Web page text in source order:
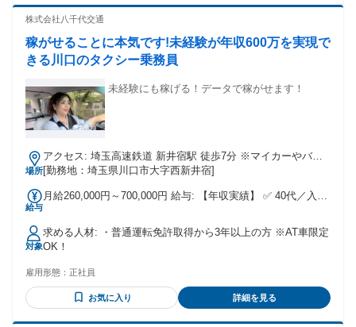
・安定した会社で長く働きたい！ ・しっかり稼ぎたい！ ・家
裕がほしい！ ・人を大切にしてくれる会社で働きたい！ ・ゆ
くゆくは、管理系の仕事にも挑戦してみたい！ ・社会貢献を
い！ ・人間関係が一番！人がいい人が多い職場を探してい
る！
株式会社八千代交通
稼がせることに本気です!未経験が年収600万を実現で
きる川口のタクシー乗務員
未経験にも稼げる！データで稼がせます！
場所
アクセス: 埼玉高速鉄道 新井宿駅 徒歩7分 ※マイカーやバイ
ク等での通勤歓迎！
[勤務地：埼玉県川口市大字西新井宿]
給与
月給260,000円～700,000円 給与: 【年収実績】 ✅ 40代／入社
600万円 ✅ 60代／入社9年目【隔勤】年収550万円 ※稼ぎたい
方には夜勤・隔日勤務がおすすめ！ ※時間内＋αの稼働で収
入を上乗せできる制度もあります。
対象
求める人材: ・普通運転免許取得から3年以上の方 ※AT車限定
OK！
雇用形態： 正社員
お気に入り 詳細を見る